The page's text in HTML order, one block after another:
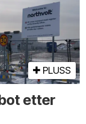
PLUSS
etter